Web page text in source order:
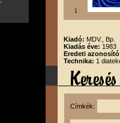
1
Kiadó: MDV., Bp.
Kiadás éve: 1983
Eredeti
Technika: 1
Címkék: